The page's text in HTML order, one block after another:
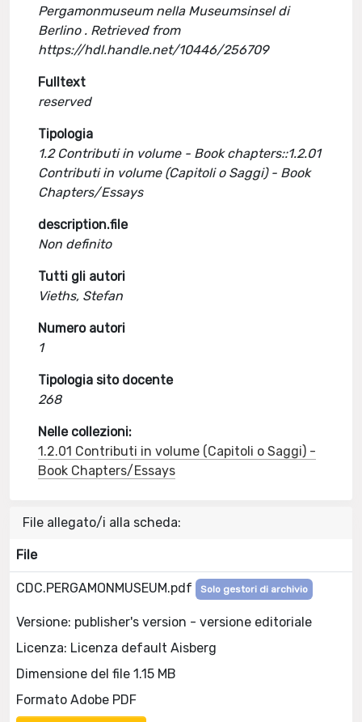
Pergamonmuseum nella Museumsinsel di
Berlino . Retrieved from
https://hdl.handle.net/10446/256709
Fulltext
reserved
Tipologia
1.2 Contributi in volume - Book chapters::1.2.01
Contributi in volume (Capitoli o Saggi) - Book
Chapters/Essays
description.file
Non definito
Tutti gli autori
Vieths, Stefan
Numero autori
1
Tipologia sito docente
268
Nelle collezioni:
1.2.01 Contributi in volume (Capitoli o Saggi) -
Book Chapters/Essays
File allegato/i alla scheda:
File
CDC.PERGAMONMUSEUM.pdf Solo gestori di archivio
Versione: publisher's version - versione editoriale
Licenza: Licenza default Aisberg
Dimensione del file 1.15 MB
Formato Adobe PDF